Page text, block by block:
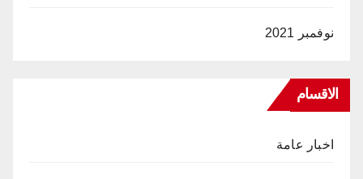
نوفمبر 2021
الاقسام
اخبار عامة